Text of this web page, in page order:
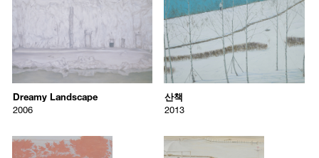
/upload/artworks/p145_artist_Choong-
Dreamy Landscape
Choong-Hyun Roh
2006
Dreamy Landscape
2006
Oil on canvas
227.3 * 162.1 cm
Dreamy Landscape
2006
2006
Oil on canvas
227.3 * 162.1 cm
/upload/artworks/Artist_Choong-
산책
Choong-Hyun Roh
2013
A walk
2013
oil on canvas
162 x 227 cm
산책
2013
2013
oil on canvas
162 x 227 cm
4089
4090